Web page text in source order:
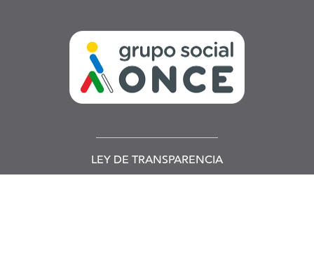
LEY DE TRANSPARENCIA